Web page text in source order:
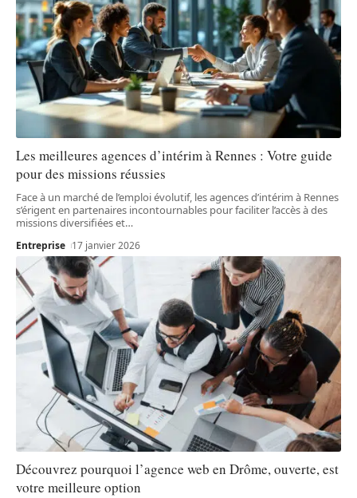
Les meilleures agences d’intérim à Rennes : Votre guide
pour des missions réussies
Face à un marché de l’emploi évolutif, les agences d’intérim à Rennes
s’érigent en partenaires incontournables pour faciliter l’accès à des
missions diversifiées et…
Entreprise 17 janvier 2026
Découvrez pourquoi l’agence web en Drôme, ouverte, est
votre meilleure option